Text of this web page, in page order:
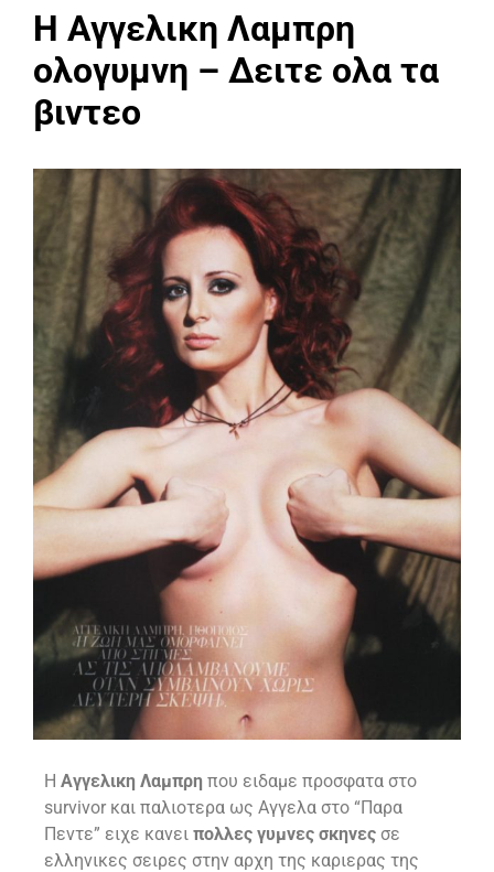
Η Αγγελικη Λαμπρη
ολογυμνη – Δειτε ολα τα
βιντεο
Η Αγγελικη Λαμπρη που ειδαμε προσφατα στο
survivor και παλιοτερα ως Αγγελα στο “Παρα
Πεντε” ειχε κανει πολλες γυμνες σκηνες σε
ελληνικες σειρες στην αρχη της καριερας της